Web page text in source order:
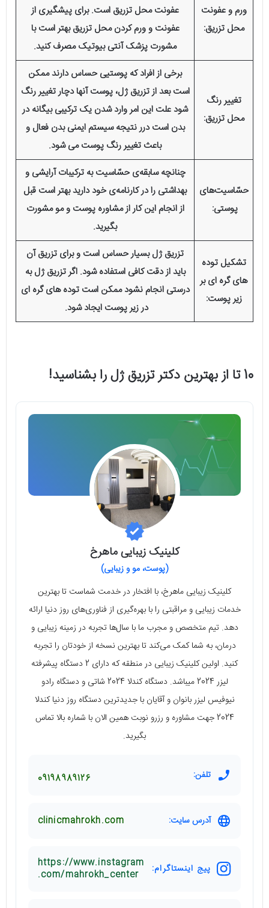
ورم و عفونت
محل تزریق:
عفونت محل تزریق است. برای پیشگیری از
عفونت و ورم کردن محل تزریق بهتر است با
مشورت پزشک آنتی بیوتیک مصرف کنید.
تغییر رنگ
محل تزریق:
برخی از افراد که پوستیی حساس دارند ممکن
است بعد از تزریق ژل، پوست آنها دچار تغییر رنگ
شود علت این امر وارد شدن یک ترکیبی بیگانه در
بدن است درر نتیجه سیستم ایمنی بدن فعال و
باعث تغییر رنگ پوست می شود.
حسّاسیت‌های
پوستی:
چنانچه سابقه‌ی حسّاسیت به ترکیبات آرایشی و
بهداشتی را در کارنامه‌ی خود دارید بهتر است قبل
از انجام این کار از مشاوره پوست و مو مشورت
بگیرید.
تشکیل توده
های گره ای بر
زیر پوست:
تزریق ژل بسیار حساس است و برای تزریق آن
باید از دقت کافی استفاده شود. اگر تزریق ژل به
درستی انجام نشود ممکن است توده های گره ای
در زیر پوست ایجاد شود.
10 تا از بهترین دکتر تزریق ژل را بشناسید!
کلینیک زیبایی ماهرخ
(پوست، مو و زیبایی)
کلینیک زیبایی ماهرخ، با افتخار در خدمت شماست تا بهترین
خدمات زیبایی و مراقبتی را با بهره‌گیری از فناوری‌های روز دنیا ارائه
دهد. تیم متخصص و مجرب ما با سال‌ها تجربه در زمینه زیبایی و
درمان، به شما کمک می‌کند تا بهترین نسخه از خودتان را تجربه
کنید. اولین کلینیک زیبایی در منطقه که دارای 2 دستگاه پیشرفته
لیزر 2024 میباشد. دستگاه کندلا 2024 شاتی و دستگاه رادو
نیوفیس لیزر بانوان و آقایان با جدیدترین دستگاه روز دنیا کندلا
2024 جهت مشاوره و رزرو نوبت همین الان با شماره بالا تماس
بگیرید.
تلفن: 09198989126
آدرس سایت: clinicmahrokh.com
پیج اینستاگرام:
https://www.instagram
.com/mahrokh_center